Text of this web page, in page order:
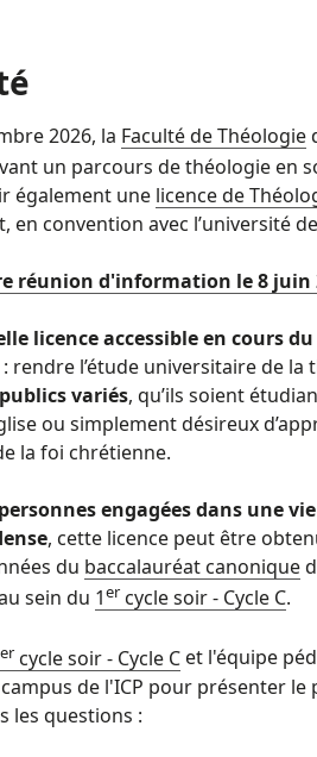
2026, la Faculté de Théologie
un parcours de théologie en
également une licence de
en convention avec l’université
réunion d'information le 8 juin
licence accessible en cours
rendre l’étude universitaire de la
variés, qu’ils soient
ou simplement désireux
la foi chrétienne.
engagées dans une
, cette licence peut être
du baccalauréat canonique
sein du 1er cycle soir - Cycle C.
er cycle soir - Cycle C et l'équipe
de l'ICP pour présenter le
les questions :